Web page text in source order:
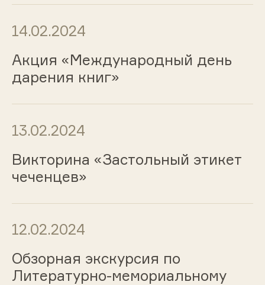
14.02.2024
Акция «Международный день
дарения книг»
13.02.2024
Викторина «Застольный этикет
чеченцев»
12.02.2024
Обзорная экскурсия по
Литературно-мемориальному